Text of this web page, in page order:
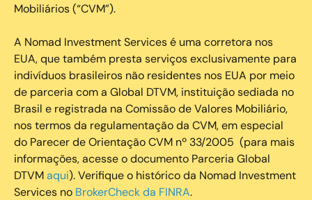
Mobiliários (“CVM”).
‍A Nomad Investment Services é uma corretora nos
EUA, que também presta serviços exclusivamente para
indivíduos brasileiros não residentes nos EUA por meio
de parceria com a Global DTVM, instituição sediada no
Brasil e registrada na Comissão de Valores Mobiliário,
nos termos da regulamentação da CVM, em especial
do Parecer de Orientação CVM nº 33/2005 (para mais
informações, acesse o documento Parceria Global
DTVMaqui). Verifique o histórico da Nomad Investment
Services no BrokerCheck da FINRA.